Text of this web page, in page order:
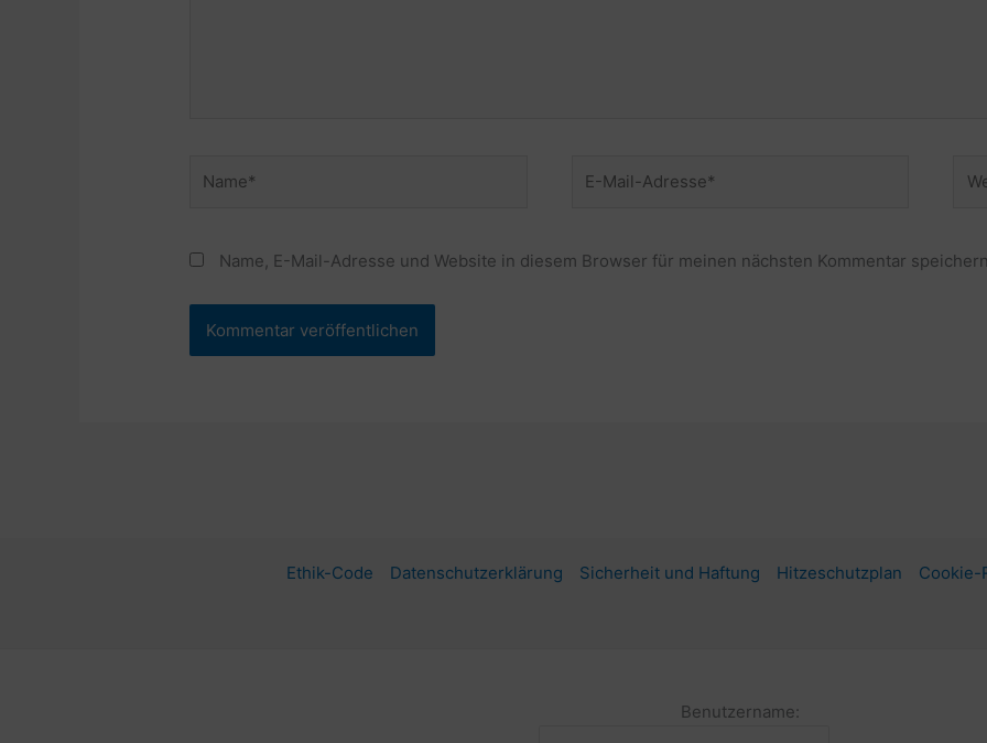
Mail-
Name, E-Mail-Adresse und Website in diesem Browser für meinen nächsten Kommentar
Ethik-Code Datenschutzerklärung Sicherheit und Haftung Hitzeschutzplan Cookie-
Benutzername: